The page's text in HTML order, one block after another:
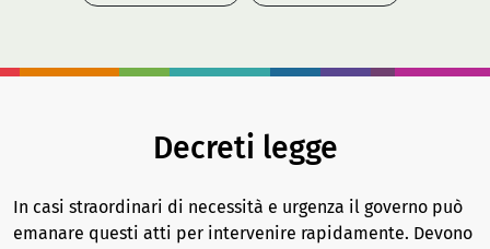
Decreti legge
In casi straordinari di necessità e urgenza il governo può
emanare questi atti per intervenire rapidamente. Devono